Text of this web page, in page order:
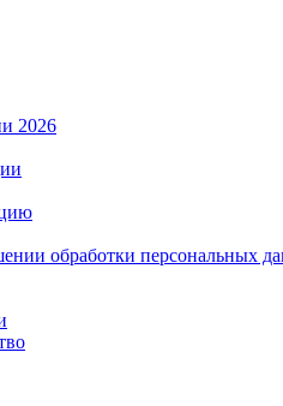
2026
обработки персональных